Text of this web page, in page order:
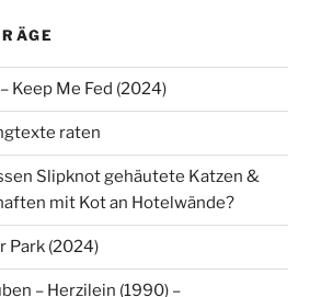
Keep Me Fed (2024)
raten
Slipknot gehäutete Katzen &
mit Kot an Hotelwände?
Park (2024)
– Herzilein (1990) –